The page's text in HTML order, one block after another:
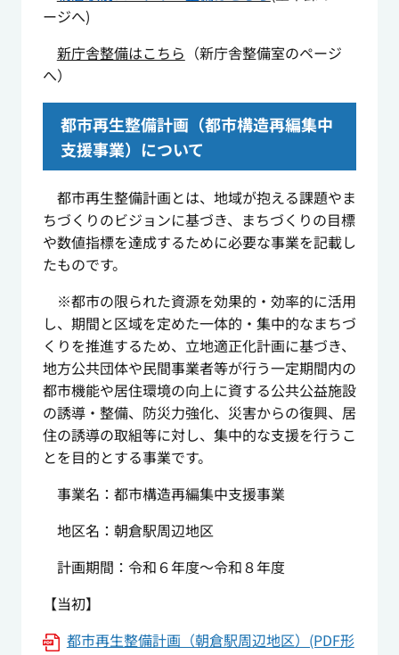
ージへ)
新庁舎整備はこちら （新庁舎整備室のページ
へ）
都市再生整備計画（都市構造再編集中
支援事業）について
都市再生整備計画とは、地域が抱える課題やま
ちづくりのビジョンに基づき、まちづくりの目標
や数値指標を達成するために必要な事業を記載し
たものです。
※都市の限られた資源を効果的・効率的に活用
し、期間と区域を定めた一体的・集中的なまちづ
くりを推進するため、立地適正化計画に基づき、
地方公共団体や民間事業者等が行う一定期間内の
都市機能や居住環境の向上に資する公共公益施設
の誘導・整備、防災力強化、災害からの復興、居
住の誘導の取組等に対し、集中的な支援を行うこ
とを目的とする事業です。
事業名：都市構造再編集中支援事業
地区名：朝倉駅周辺地区
計画期間：令和６年度～令和８年度
【当初】
都市再生整備計画（朝倉駅周辺地区）(PDF形